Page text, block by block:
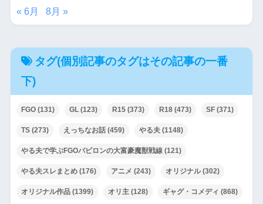
« 6月
8月 »
タグ(個別記事のタグはその記事の一番
下)
FGO(131) GL(123) R15(373) R18(473) SF(371)
TS(273) えっちなお話(459) やる夫(1148)
やる夫で学ぶFGOバビロンの大富豪魔獣戦線(121)
やる夫スレまとめ(176) アニメ (243) オリジナル(302)
オリジナル作品(1399) オリ主(128) ギャグ・コメディ (868)